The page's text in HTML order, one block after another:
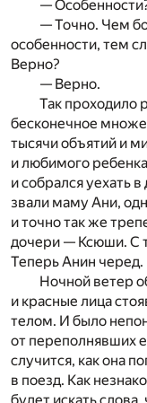
—
— Точно. Чем
особенности, тем
Верно?
— Верно.
Так проходило
бесконечное
тысячи объятий и
и любимого
и собрался уехать
звали маму Ани,
и точно так же
дочери — Ксюши. С
Теперь Анин черед.
Ночной ветер
и красные лица
телом. И было
от переполнявших
случится, как она
в поезд. Как